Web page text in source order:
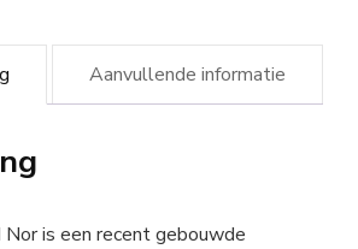
Aanvullende informatie
Nor is een recent gebouwde